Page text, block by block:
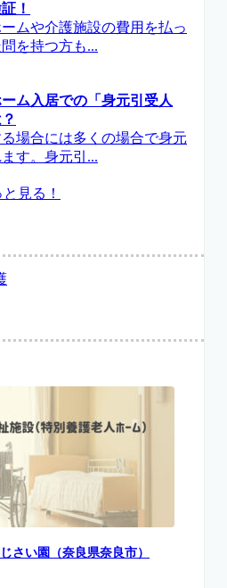
！
ムや介護施設の費用を払っ
を持つ方も...
ム入居での「身元引受人
場合には多くの場合で身元
す。身元引...
見る！
さい園（奈良県奈良市）